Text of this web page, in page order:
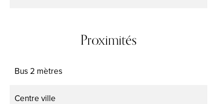
Proximités
Bus 2 mètres
Centre ville